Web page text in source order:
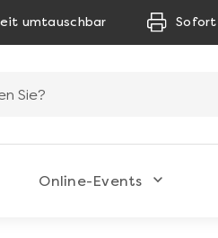
umtauschbar Sofort
Online-Events